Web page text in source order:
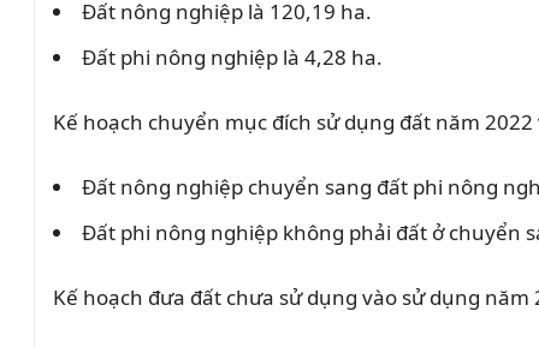
Đất nông nghiệp là 120,19 ha.
Đất phi nông nghiệp là 4,28 ha.
Kế hoạch chuyển mục đích sử dụng đất năm
Đất nông nghiệp chuyển sang đất phi nông
Đất phi nông nghiệp không phải đất ở chuyển
Kế hoạch đưa đất chưa sử dụng vào sử dụng